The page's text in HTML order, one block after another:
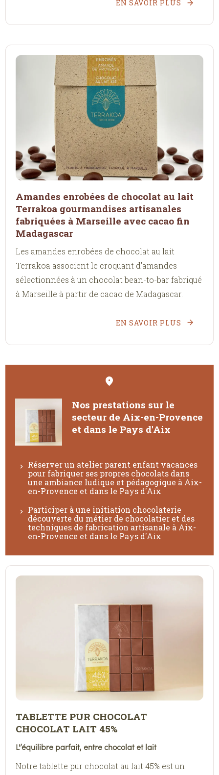
EN SAVOIR PLUS
Amandes enrobées de chocolat au lait
Terrakoa gourmandises artisanales
fabriquées à Marseille avec cacao fin
Madagascar
Les amandes enrobées de chocolat au lait
Terrakoa associent le croquant d’amandes
sélectionnées à un chocolat bean-to-bar fabriqué
à Marseille à partir de cacao de Madagascar.
EN SAVOIR PLUS
Nos prestations sur le
secteur de Aix-en-Provence
et dans le Pays d'Aix
Réserver un atelier parent enfant vacances
pour fabriquer ses propres chocolats dans
une ambiance ludique et pédagogique à Aix-
en-Provence et dans le Pays d'Aix
Participer à une initiation chocolaterie
découverte du métier de chocolatier et des
techniques de fabrication artisanale à Aix-
en-Provence et dans le Pays d'Aix
TABLETTE PUR CHOCOLAT
CHOCOLAT LAIT 45%
L'’équilibre parfait, entre chocolat et lait
Notre tablette pur chocolat au lait 45% est un